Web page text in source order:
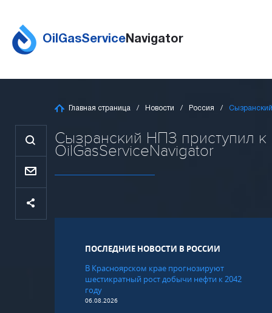
OilGasServiceNavigator
Главная страница Новости Россия
Сызранский НПЗ приступил к
OilGasServiceNavigator
ПОСЛЕДНИЕ НОВОСТИ В РОССИИ
В Красноярском крае прогнозируют
шестикратный рост добычи нефти к 2042
году
06.08.2026